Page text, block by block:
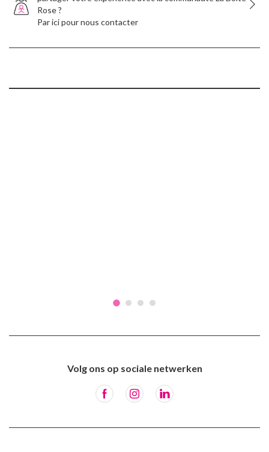
Rose ?
Par ici pour nous contacter
Volg ons op sociale netwerken